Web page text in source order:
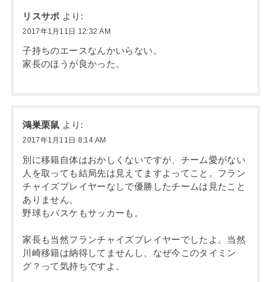
リスサポ より:
2017年1月11日 12:32 AM
子持ちのエースなんかいらない。
家長のほうが良かった。
鴻巣栗鼠 より:
2017年1月11日 8:14 AM
別に移籍自体はおかしくないですが、チーム愛がない
人を取っても結局先は見えてますよってこと。フラン
チャイズプレイヤーなしで優勝したチームは見たこと
ありません。
野球もバスケもサッカーも。
家長も当然フランチャイズプレイヤーでしたよ。当然
川崎移籍は納得してませんし、なぜ今このタイミン
グ？って気持ちですよ。